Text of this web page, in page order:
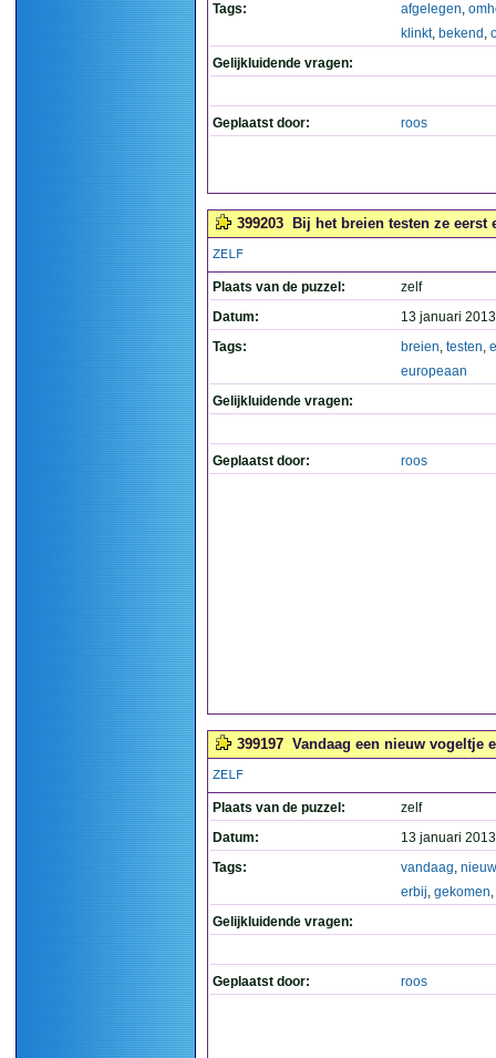
Tags:
afgelegen,
klinkt, bekend ,
Gelijkluidende vragen:
Geplaatst door: roos
399203 Bij het breien testen ze eerst
ZELF
Plaats van de puzzel:
zelf
Datum:
13 januari
Tags:
breien, testen,
europeaan
Gelijkluidende vragen:
Geplaatst door: roos
399197 Vandaag een nieuw vogeltje
ZELF
Plaats van de puzzel:
zelf
Datum:
13 januari
Tags:
vandaag, nieuw
erbij, gekomen,
Gelijkluidende vragen:
Geplaatst door: roos